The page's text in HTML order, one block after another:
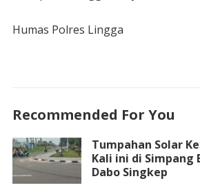
Humas Polres Lingga
Recommended For You
Tumpahan Solar
Kali ini di Simpang
Dabo Singkep